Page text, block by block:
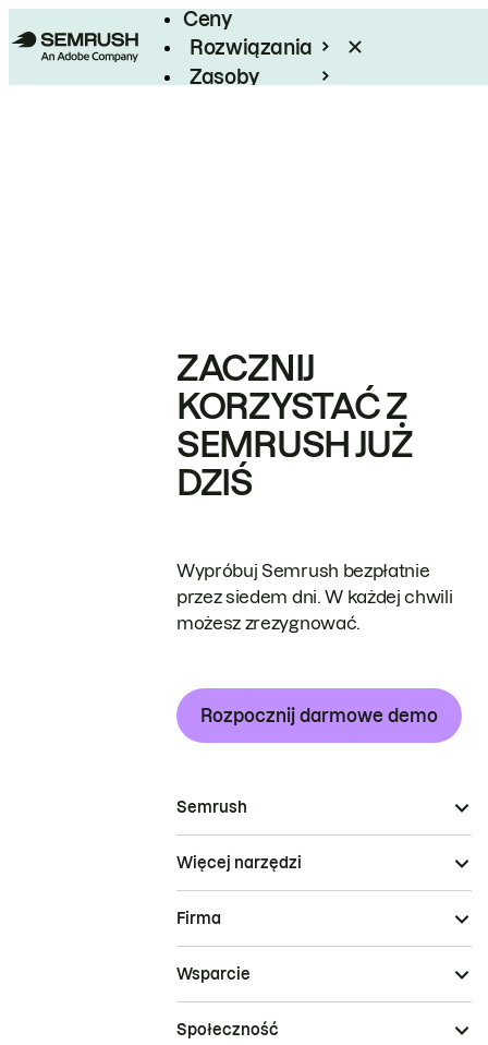
Ceny
Rozwiązania
Zasoby
ZACZNIJ
KORZYSTAĆ Z
SEMRUSH JUŻ
DZIŚ
Wypróbuj Semrush bezpłatnie
przez siedem dni. W każdej chwili
możesz zrezygnować.
Rozpocznij darmowe demo
Semrush
Więcej narzędzi
Firma
Wsparcie
Społeczność